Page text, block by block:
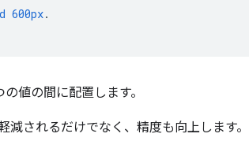
600px.
の値の間に配置します。
されるだけでなく、精度も向上します。